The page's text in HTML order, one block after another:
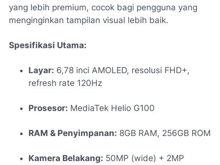
yang lebih premium, cocok bagi pengguna yang
menginginkan tampilan visual lebih baik.
Spesifikasi Utama:
Layar: 6,78 inci AMOLED, resolusi FHD+,
refresh rate 120Hz
Prosesor: MediaTek Helio G100
RAM & Penyimpanan: 8GB RAM, 256GB ROM
Kamera Belakang: 50MP (wide) + 2MP